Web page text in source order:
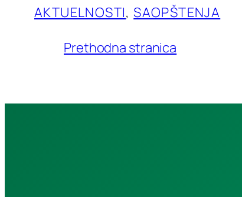
AKTUELNOSTI, SAOPŠTENJA
Prethodna stranica